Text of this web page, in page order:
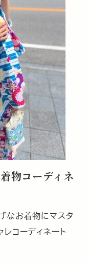
物コーディネ
なお着物にマスタ
コーディネート